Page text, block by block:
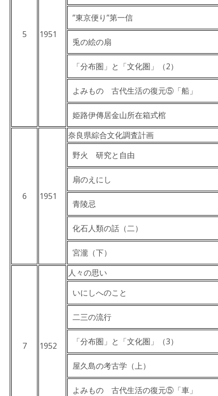
5 1951
”東京便り”第一信
兎の絵の扇
「分布圏」と「文化圏」（2）
よみもの 古代生活の復元⑤「船」
姫路伊傳居金山所在箱式棺
6 1951
奈良県綜合文化調査計画
野火 研究と自由
扇のえにし
青陵忌
化石人類の話（二）
宮瀧（下）
7 1952
人々の思い
いにしへのこと
二三の流行
「分布圏」と「文化圏」（3）
屋久島の考古学（上）
よみもの 古代生活の復元⑤「車」